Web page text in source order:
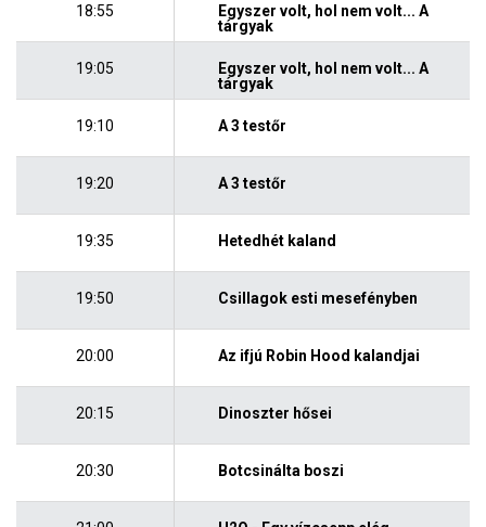
18:55
Egyszer volt, hol nem volt... A
tárgyak
19:05
Egyszer volt, hol nem volt... A
tárgyak
19:10 A 3 testőr
19:20 A 3 testőr
19:35 Hetedhét kaland
19:50 Csillagok esti mesefényben
20:00 Az ifjú Robin Hood kalandjai
20:15 Dinoszter hősei
20:30 Botcsinálta boszi